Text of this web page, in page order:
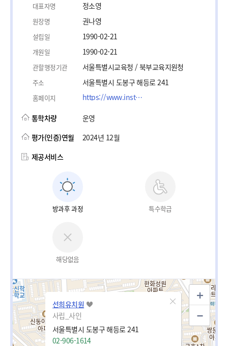
대표자명 정소영
원장명 권나영
설립일 1990-02-21
개원일 1990-02-21
관할행정기관 서울특별시교육청 / 북부교육지원청
주소 서울특별시 도봉구 해등로 241
홈페이지 https://www.instagram.com/sunheekinder/
통학차량
운영
평가(인증)연월
2024년 12월
제공서비스
방과후 과정 특수학급
해당없음
선희유치원
사립_사인
서울특별시 도봉구 해등로 241
02-906-1614